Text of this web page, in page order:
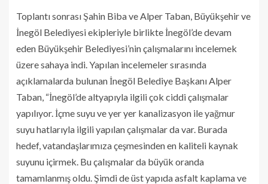
Toplantı sonrası Şahin Biba ve Alper Taban, Büyükşehir ve
İnegöl Belediyesi ekipleriyle birlikte İnegöl’de devam
eden Büyükşehir Belediyesi’nin çalışmalarını incelemek
üzere sahaya indi. Yapılan incelemeler sırasında
açıklamalarda bulunan İnegöl Belediye Başkanı Alper
Taban, “İnegöl’de altyapıyla ilgili çok ciddi çalışmalar
yapılıyor. İçme suyu ve yer yer kanalizasyon ile yağmur
suyu hatlarıyla ilgili yapılan çalışmalar da var. Burada
hedef, vatandaşlarımıza çeşmesinden en kaliteli kaynak
suyunu içirmek. Bu çalışmalar da büyük oranda
tamamlanmış oldu. Şimdi de üst yapıda asfalt kaplama ve